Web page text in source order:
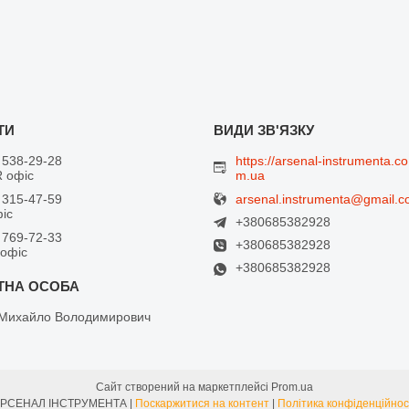
29-28
офіс
47-59
72-33
Володимирович
https://arsenal-instrumenta.co
m.ua
+380685382928
+380685382928
+380685382928
Сайт створений на маркетплейсі Prom.ua
АРСЕНАЛ ІНСТРУМЕНТА | Поскаржитися на контент | Політика